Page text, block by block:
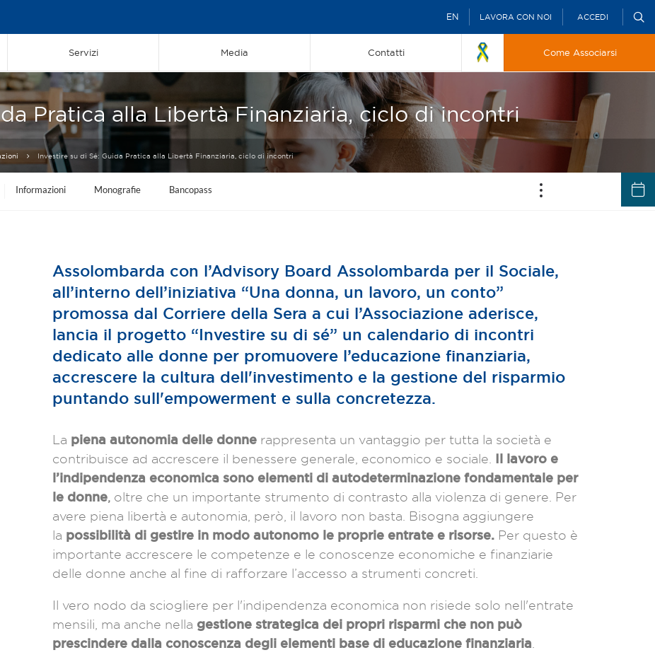
EN LAVORA CON NOI ACCEDI
Servizi Media Contatti Come Associarsi
Pratica alla Libertà Finanziaria, ciclo di incontri
Investire su di Sé: Guida Pratica alla Libertà Finanziaria, ciclo di incontri
Informazioni Monografie Bancopass
Assolombarda con l’Advisory Board Assolombarda per il Sociale,
all’interno dell’iniziativa “Una donna, un lavoro, un conto”
promossa dal Corriere della Sera a cui l’Associazione aderisce,
lancia il progetto “Investire su di sé” un calendario di incontri
dedicato alle donne per promuovere l’educazione finanziaria,
accrescere la cultura dell'investimento e la gestione del risparmio
puntando sull'empowerment e sulla concretezza.
La piena autonomia delle donne rappresenta un vantaggio per tutta la società e
contribuisce ad accrescere il benessere generale, economico e sociale.
Il lavoro e
l’indipendenza economica sono elementi di autodeterminazione fondamentale per
le donne, oltre che un importante strumento di contrasto alla violenza di genere. Per
avere piena libertà e autonomia, però, il lavoro non basta. Bisogna aggiungere
la possibilità di gestire in modo autonomo le proprie entrate e risorse. Per questo è
importante accrescere le competenze e le conoscenze economiche e finanziarie
delle donne anche al fine di rafforzare l’accesso a strumenti concreti.
Il vero nodo da sciogliere per l'indipendenza economica non risiede solo nell'entrate
mensili, ma anche nella gestione strategica dei propri risparmi che non può
prescindere dalla conoscenza degli elementi base di educazione finanziaria